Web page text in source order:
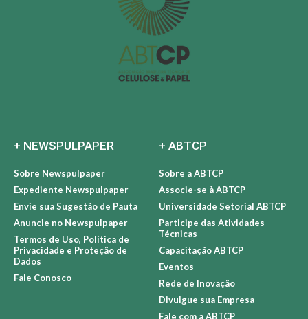
+ NEWSPULPAPER
Sobre Newspulpaper
Expediente Newspulpaper
Envie sua Sugestão de Pauta
Anuncie no Newspulpaper
Termos de Uso, Política de
Privacidade e Proteção de
Dados
Fale Conosco
+ ABTCP
Sobre a ABTCP
Associe-se à ABTCP
Universidade Setorial ABTCP
Participe das Atividades
Técnicas
Capacitação ABTCP
Eventos
Rede de Inovação
Divulgue sua Empresa
Fale com a ABTCP